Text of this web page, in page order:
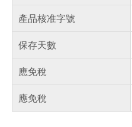
產品核准字號
保存天數
應免稅
應免稅